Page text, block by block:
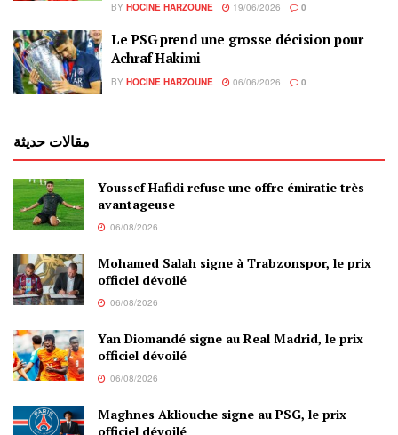
BY HOCINE HARZOUNE 19/06/2026 0
Le PSG prend une grosse décision pour
Achraf Hakimi
BY HOCINE HARZOUNE 06/06/2026 0
مقالات حديثة
Youssef Hafidi refuse une offre émiratie très
avantageuse
06/08/2026
Mohamed Salah signe à Trabzonspor, le prix
officiel dévoilé
06/08/2026
Yan Diomandé signe au Real Madrid, le prix
officiel dévoilé
06/08/2026
Maghnes Akliouche signe au PSG, le prix
officiel dévoilé